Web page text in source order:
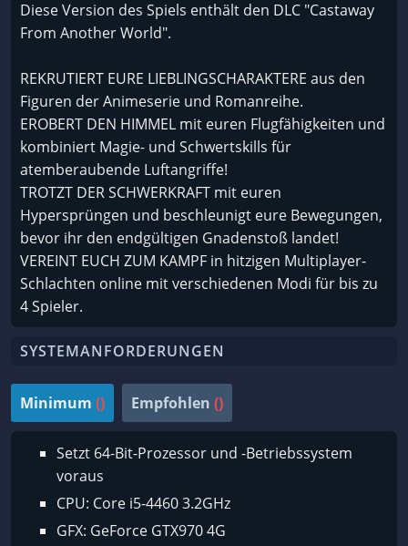
Diese Version des Spiels enthält den DLC "Castaway
From Another World".
REKRUTIERT EURE LIEBLINGSCHARAKTERE aus den
Figuren der Animeserie und Romanreihe.
EROBERT DEN HIMMEL mit euren Flugfähigkeiten und
kombiniert Magie- und Schwertskills für
atemberaubende Luftangriffe!
TROTZT DER SCHWERKRAFT mit euren
Hypersprüngen und beschleunigt eure Bewegungen,
bevor ihr den endgültigen Gnadenstoß landet!
VEREINT EUCH ZUM KAMPF in hitzigen Multiplayer-
Schlachten online mit verschiedenen Modi für bis zu
4 Spieler.
SYSTEMANFORDERUNGEN
Minimum () Empfohlen ()
Setzt 64-Bit-Prozessor und -Betriebssystem
voraus
CPU: Core i5-4460 3.2GHz
GFX: GeForce GTX970 4G